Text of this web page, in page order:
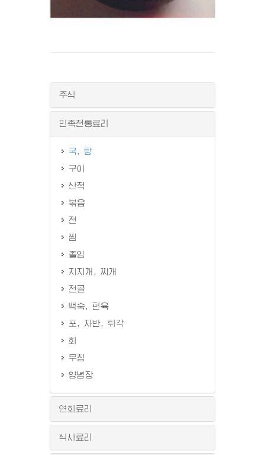
주식
민족전통료리
국, 탕
구이
산적
볶음
전
찜
졸임
지지개, 찌개
전골
백숙, 편육
포, 자반, 튀각
회
무침
양념장
연회료리
식사료리